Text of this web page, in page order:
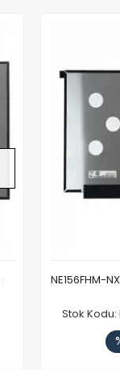
NE156FHM-
Stok Kodu: